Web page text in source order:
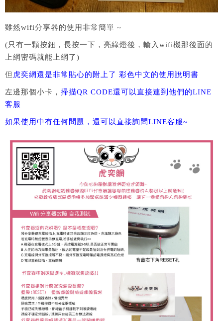
雖然wifi分享器的使用非常簡單 ~
(只有一顆按鈕，長按一下，亮綠燈後，輸入wifi機那後面的
上網密碼就能上網了)
但 虎奕網還是非常貼心的附上了 彩色中文的使用說明書
左邊那個小卡， 掃描QR CODE還可以直接連到他們的LINE
客服
如果使用中有任何問題，還可以直接詢問LINE客服~